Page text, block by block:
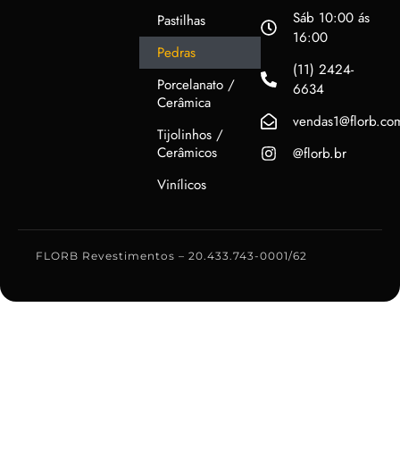
Pastilhas
Pedras
Porcelanato /
Cerâmica
Tijolinhos /
Cerâmicos
Vinílicos
Sáb 10:00 ás
16:00
(11) 2424-
6634
@florb.br
FLORB Revestimentos – 20.433.743-0001/62